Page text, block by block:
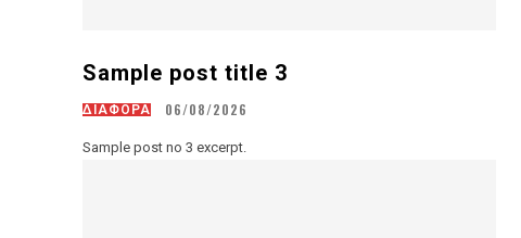
Sample post title 3
ΔΙΑΦΟΡΑ 06/08/2026
Sample post no 3 excerpt.